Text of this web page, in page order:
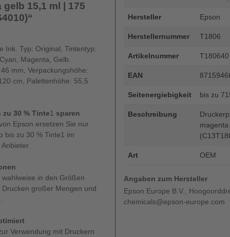
15,1 ml | 175
Ink. Typ: Original, Tintentyp:
Magenta, Gelb.
mm, Verpackungshöhe:
cm, Palettenhöhe: 55,5
30 % Tinte1 sparen
Epson ersetzen Sie nur
bis zu 30 % Tinte1 im
in den Größen
großer Mengen und
Verwendung mit Druckern
Hersteller Epson
Herstellernummer T1806
Artikelnummer T180640
EAN
Seitenergiebigkeit bis zu
Beschreibung
Art OEM
Angaben zum Hersteller
Epson Europe B.V.,
chemicals@epson-europe.com